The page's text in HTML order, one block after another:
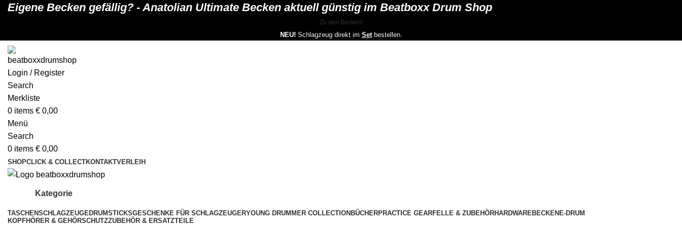
Eigene Becken gefällig? - Anatolian Ultimate Becken aktuell günstig im Beatboxx Drum Shop
Zu den Becken!
NEU! Schlagzeug direkt im Setbestellen.
Login / Register
Search
Merkliste
0 items € 0,00
Menü
Search
0 items € 0,00
SHOPCLICK & COLLECTKONTAKTVERLEIH
Kategorie
TASCHENSCHLAGZEUGEDRUMSTICKSGESCHENKE FÜR SCHLAGZEUGERYOUNG DRUMMER COLLECTION BÜCHERPRACTICE GEARFELLE & ZUBEHÖRHARDWAREBECKEN E-DRUM
KOPFHÖRER & GEHÖRSCHUTZZUBEHÖR & ERSATZTEILE